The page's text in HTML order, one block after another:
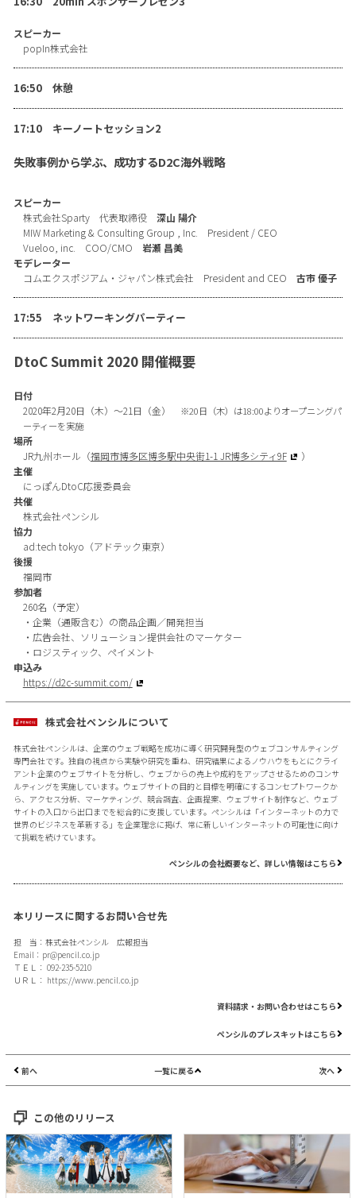
スピーカー
popIn株式会社
16:50 休憩
17:10 キーノートセッション2
失敗事例から学ぶ、成功するD2C海外戦略
スピーカー
株式会社Sparty 代表取締役 深山 陽介
MIW Marketing & Consulting Group , Inc. President / CEO
Vueloo, inc. COO/CMO 岩瀬 昌美
モデレーター
コムエクスポジアム・ジャパン株式会社 President and CEO 古市 優子
17:55 ネットワーキングパーティー
DtoC Summit 2020 開催概要
日付
2020年2月20日（木）〜21日（金）
※20日（木）は18:00よりオープニングパ
ーティーを実施
場所
JR九州ホール（福岡市博多区博多駅中央街1-1 JR博多シティ9F
）
主催
にっぽんDtoC応援委員会
共催
株式会社ペンシル
協力
ad:tech tokyo（アドテック東京）
後援
福岡市
参加者
260名（予定）
・企業（通販含む）の商品企画／開発担当
・広告会社、ソリューション提供会社のマーケター
・ロジスティック、ペイメント
申込み
https://d2c-summit.com/
株式会社ペンシルについて
株式会社ペンシルは、企業のウェブ戦略を成功に導く研究開発型のウェブコンサルティング
専門会社です。独自の視点から実験や研究を重ね、研究結果によるノウハウをもとにクライ
アント企業のウェブサイトを分析し、ウェブからの売上や成約をアップさせるためのコンサ
ルティングを実施しています。ウェブサイトの目的と目標を明確にするコンセプトワークか
ら、アクセス分析、マーケティング、競合調査、企画提案、ウェブサイト制作など、ウェブ
サイトの入口から出口までを総合的に支援しています。ペンシルは「インターネットの力で
世界のビジネスを革新する」を企業理念に掲げ、常に新しいインターネットの可能性に向け
て挑戦を続けています。
ペンシルの会社概要など、詳しい情報はこちら
本リリースに関するお問い合せ先
担 当：株式会社ペンシル 広報担当
Email： pr@pencil.co.jp
ＴＥＬ： 092-235-5210
ＵＲＬ： https://www.pencil.co.jp
資料請求・お問い合わせはこちら
ペンシルのプレスキットはこちら
前へ 一覧に戻る 次へ
この他のリリース